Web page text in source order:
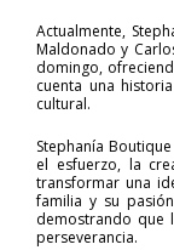
Actualmente,
Maldonado y
domingo,
cuenta una
cultural.
Stephanía
el esfuerzo, la
transformar una
familia y su
demostrando que
perseverancia.